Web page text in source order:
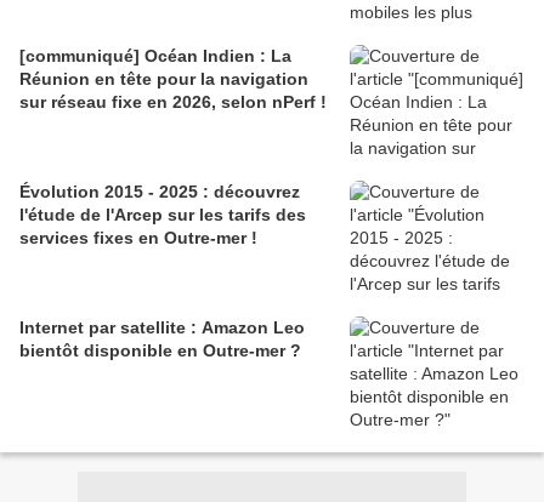
[communiqué] Océan Indien : La
Réunion en tête pour la navigation
sur réseau fixe en 2026, selon nPerf !
Évolution 2015 - 2025 : découvrez
l'étude de l'Arcep sur les tarifs des
services fixes en Outre-mer !
Internet par satellite : Amazon Leo
bientôt disponible en Outre-mer ?